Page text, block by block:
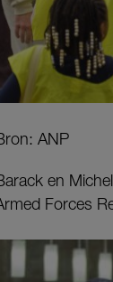
ANP
en
Forces